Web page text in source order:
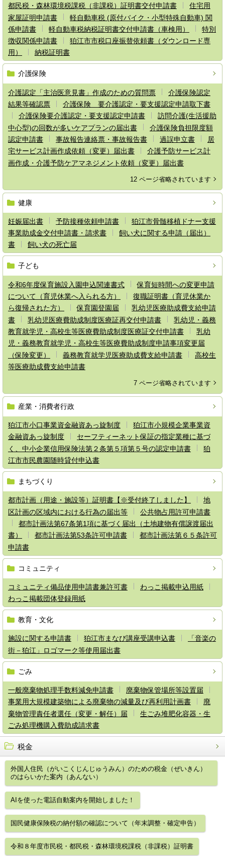
都民税・森林環境税課税（非課税）証明書交付申請書
住宅用
家屋証明申請書
軽自動車税 (原付バイク・小型特殊自動車) 関
係申請書
軽自動車税納税証明書交付申請書（車検用）
特別
徴収関係申請書
狛江市市税口座振替依頼書（ダウンロード専
用）
納税証明書
介護保険
介護認定「主治医意見書」作成のための質問票
介護保険認定
結果等確認票
介護保険 要介護認定・要支援認定申請取下書
介護保険要介護認定・要支援認定申請書
訪問介護(生活援助
中心型)の回数が多いケアプランの届出書
介護保険負担限度額
認定申請書
事故報告連絡票・事故報告書 過誤申立書
居
宅サービス計画作成依頼（変更）届出書
介護予防サービス計
画作成・介護予防ケアマネジメント依頼（変更）届出書
12 ページ省略されています
健康
妊娠届出書 予防接種依頼申請書
狛江市骨髄移植ドナー支援
事業助成金交付申請書・請求書
飼い犬に関する申請（届出）
書
飼い犬の死亡届
子ども
令和6年度保育施設入園申込関連書式
保育短時間への変更申請
について（育児休業へ入られる方）
復職証明書（育児休業か
ら復帰された方）
保育園登園届
乳幼児医療助成費支給申請
書
乳幼児医療費助成制度医療証再交付申請書
乳幼児・義務
教育就学児・高校生等医療費助成制度医療証交付申請書
乳幼
児・義務教育就学児・高校生等医療費助成制度申請事項変更届
（保険変更）
義務教育就学児医療助成費支給申請書
高校生
等医療助成費支給申請書
7 ページ省略されています
産業・消費者行政
狛江市小口事業資金融資あっ旋制度
狛江市小規模企業事業資
金融資あっ旋制度
セーフティーネット保証の指定業種に基づ
く、中小企業信用保険法第２条第５項第５号の認定申請書
狛
江市市民農園随時貸付申込書
まちづくり
都市計画（用途・施設等）証明書【※受付終了しました】
地
区計画の区域内における行為の届出等
公共物占用許可申請書
都市計画法第67条第1項に基づく届出（土地建物有償譲渡届出
書）
都市計画法第53条許可申請書
都市計画法第６５条許可
申請書
コミュニティ
コミュニティ備品使用申請書兼許可書
わっこ掲載申込用紙
わっこ掲載団体登録用紙
教育・文化
施設に関する申請書 狛江市まなび講座受講申込書
「音楽の
街－狛江」ロゴマーク等使用届出書
ごみ
一般廃棄物処理手数料減免申請書
廃棄物保管場所等設置届
事業用大規模建築物による廃棄物の減量及び再利用計画書
廃
棄物管理責任者選任（変更・解任）届
生ごみ堆肥化容器・生
ごみ処理機購入費助成請求書
税金
外国人住民（がいこくじんじゅうみん）のための税金（ぜいきん）
のはらいかた案内（あんない）
AIを使った電話自動案内を開始しました！
国民健康保険税の納付額の確認について（年末調整・確定申告）
令和８年度市民税・都民税・森林環境税課税（非課税）証明書